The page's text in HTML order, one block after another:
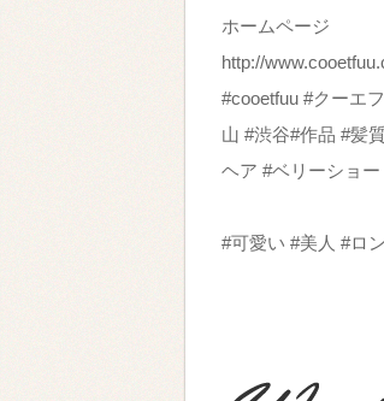
ホームページ
http://
#cooetfuu #クーエ
山 #渋谷#作品 #髪
ヘア #ベリーショ
#可愛い #美人 #ロ